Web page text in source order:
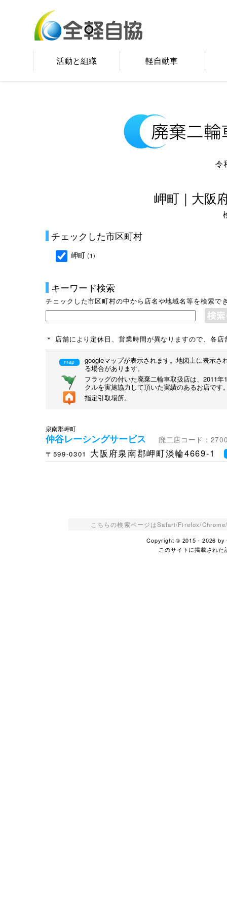
活動と組織 軽自動車
令
岬町｜大阪
チェックした市区町村
岬町 (1)
キーワード検索
チェックした市区町村の中から店名や地域名等を検索で
＊ 店舗により定休日、営業時間が異なりますので、各
map
googleマップが表示されます。地図上に表示
る場合があります。
フラッグの付いた廃棄二輪車取扱店は、2011
クルを実施協力して頂いた実績のあるお店です
指定引取場所。
泉南郡岬町
仲谷レーシングサービス
廃二店コード：
〒599-0301
大阪府泉南郡岬町淡輪4669-1
こちらの検索ページはSafari/Firefox/
Copyright © 2015 - 2026 by
このサイトに掲載され